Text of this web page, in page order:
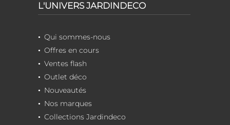
L'UNIVERS JARDINDECO
Qui sommes-nous
Offres en cours
Ventes flash
Outlet déco
Nouveautés
Nos marques
Collections Jardindeco